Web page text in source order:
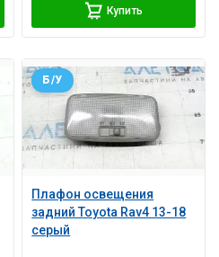
Купить
Плафон освещения
задний Toyota Rav4 13-18
серый
Б/У